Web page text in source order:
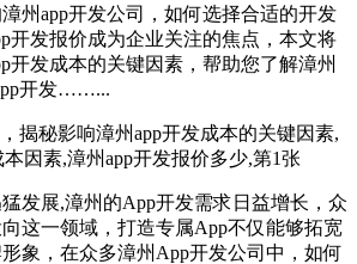
州app开发公司，如何选择合适的开发
开发报价成为企业关注的焦点，本文将
开发成本的关键因素，帮助您了解漳州
开发……...
发展,漳州的App开发需求日益增长，众
这一领域，打造专属App不仅能够拓宽
象，在众多漳州App开发公司中，如何